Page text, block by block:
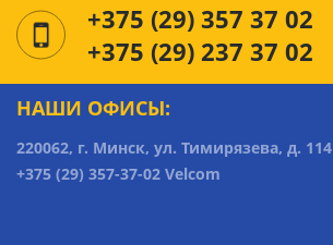
+375 (29) 357 37 02
+375 (29) 237 37 02
НАШИ ОФИСЫ:
220062, г. Минск, ул. Тимирязева, д. 114
+375 (29) 357-37-02 Velcom